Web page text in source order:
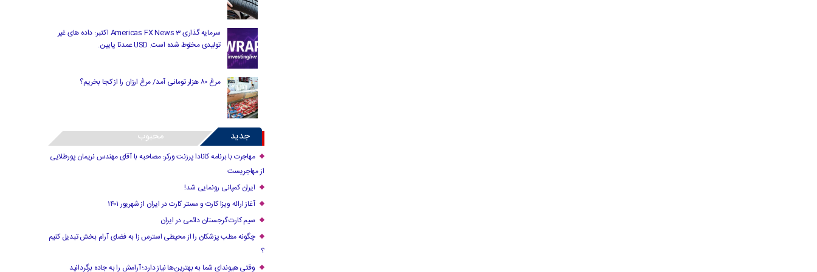
سرمایه گذاری Americas FX News 3 اکتبر: داده های غیر
تولیدی مخلوط شده است. USD عمدتا پایین.
مرغ ۸۰ هزار تومانی آمد/ مرغ ارزان را از کجا بخریم؟
جدید محبوب
مهاجرت با برنامه کانادا پرزنت ورکر: مصاحبه با آقای مهندس نریمان پورطلایی
از مهاجریست
ایران کمپانی رونمایی شد!
آغاز ارائه ویزا کارت و مستر کارت در ایران از شهریور ۱۴۰۱
سیم کارت گرجستان دائمی در ایران
چگونه مطب پزشکان را از محیطی استرس زا به فضای آرام بخش تبدیل کنیم
؟
وقتی هیوندای شما به بهترین‌ها نیاز دارد؛ آرامش را به جاده برگردانید